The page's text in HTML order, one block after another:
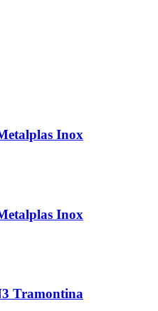
Inox
Inox
Tramontina